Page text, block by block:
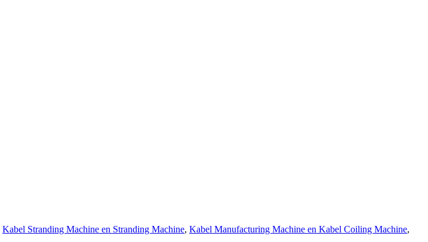
Kabel Stranding Machine en Stranding Machine, Kabel Manufacturing Machine en Kabel Coiling Machine,